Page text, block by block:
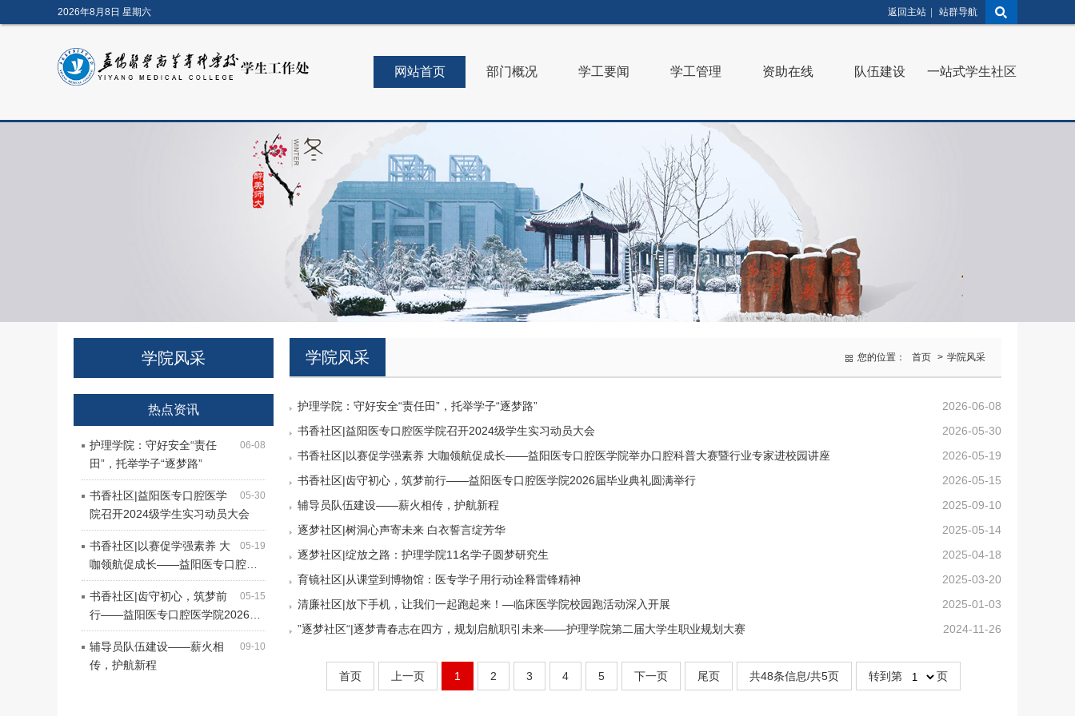
返回主站 站群导航
2026年8月8日 星期六
网站首页 部门概况 学工要闻 学工管理 资助在线 队伍建设 一站式学生社区
学院风采
热点资讯
06-08
护理学院：守好安全“责任
田”，托举学子“逐梦路”
05-30
书香社区|益阳医专口腔医学
院召开2024级学生实习动员大会
05-19
书香社区|以赛促学强素养 大
咖领航促成长——益阳医专口腔…
05-15
书香社区|齿守初心，筑梦前
行——益阳医专口腔医学院2026…
09-10
辅导员队伍建设——薪火相
传，护航新程
您的位置： 首页 > 学院风采
学院风采
2026-06-08
护理学院：守好安全“责任田”，托举学子“逐梦路”
2026-05-30
书香社区|益阳医专口腔医学院召开2024级学生实习动员大会
2026-05-19
书香社区|以赛促学强素养 大咖领航促成长——益阳医专口腔医学院举办口腔科普大赛暨行业专家进校园讲座
2026-05-15
书香社区|齿守初心，筑梦前行——益阳医专口腔医学院2026届毕业典礼圆满举行
2025-09-10
辅导员队伍建设——薪火相传，护航新程
2025-05-14
逐梦社区|树洞心声寄未来 白衣誓言绽芳华
2025-04-18
逐梦社区|绽放之路：护理学院11名学子圆梦研究生
2025-03-20
育镜社区|从课堂到博物馆：医专学子用行动诠释雷锋精神
2025-01-03
清廉社区|放下手机，让我们一起跑起来！—临床医学院校园跑活动深入开展
2024-11-26
”逐梦社区“|逐梦青春志在四方，规划启航职引未来——护理学院第二届大学生职业规划大赛
首页 上一页 1 2 3 4 5 下一页 尾页 共48条信息/共5页 转到第 页